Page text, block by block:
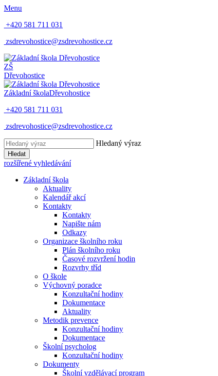
Menu
+420 581 711 031
zsdrevohostice@zsdrevohostice.cz
ZŠ
Dřevohostice
Základní školaDřevohostice
+420 581 711 031
zsdrevohostice@zsdrevohostice.cz
Hledaný výraz
Hledat
rozšířené vyhledávání
Základní škola
Aktuality
Kalendář akcí
Kontakty
Kontakty
Napište nám
Odkazy
Organizace školního roku
Plán školního roku
Časové rozvržení hodin
Rozvrhy tříd
O škole
Výchovný poradce
Konzultační hodiny
Dokumentace
Aktuality
Metodik prevence
Konzultační hodiny
Dokumentace
Školní psycholog
Konzultační hodiny
Dokumenty
Školní vzdělávací program